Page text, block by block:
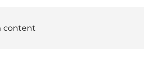
content